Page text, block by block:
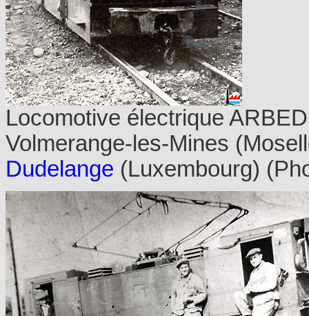
Locomotive électrique
Volmerange-les-Mines
Dudelange (Luxembourg)